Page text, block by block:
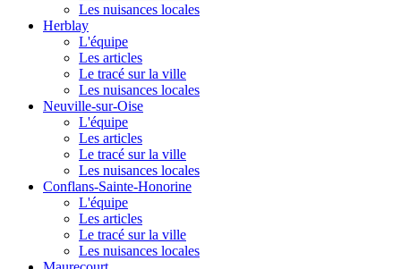
Les nuisances locales
Herblay
L'équipe
Les articles
Le tracé sur la ville
Les nuisances locales
Neuville-sur-Oise
L'équipe
Les articles
Le tracé sur la ville
Les nuisances locales
Conflans-Sainte-Honorine
L'équipe
Les articles
Le tracé sur la ville
Les nuisances locales